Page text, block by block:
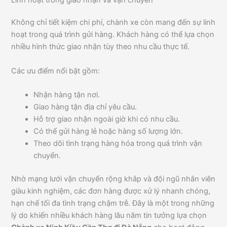
Không chỉ tiết kiệm chi phí, chành xe còn mang đến sự linh
hoạt trong quá trình gửi hàng. Khách hàng có thể lựa chọn
nhiều hình thức giao nhận tùy theo nhu cầu thực tế.
Các ưu điểm nổi bật gồm:
Nhận hàng tận nơi.
Giao hàng tận địa chỉ yêu cầu.
Hỗ trợ giao nhận ngoài giờ khi có nhu cầu.
Có thể gửi hàng lẻ hoặc hàng số lượng lớn.
Theo dõi tình trạng hàng hóa trong quá trình vận
chuyển.
Nhờ mạng lưới vận chuyển rộng khắp và đội ngũ nhân viên
giàu kinh nghiệm, các đơn hàng được xử lý nhanh chóng,
hạn chế tối đa tình trạng chậm trễ. Đây là một trong những
lý do khiến nhiều khách hàng lâu năm tin tưởng lựa chọn